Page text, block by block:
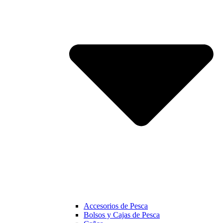
Accesorios de Pesca
Bolsos y Cajas de Pesca